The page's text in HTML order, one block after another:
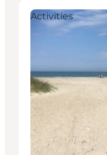
Activities